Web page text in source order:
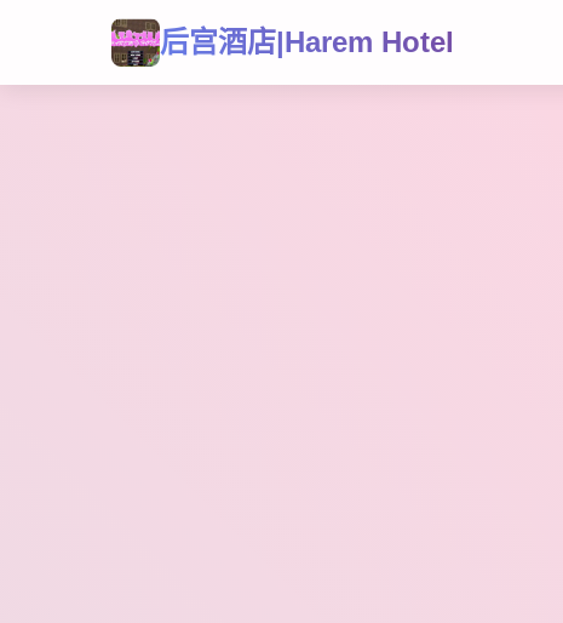
后宫酒店|Harem Hotel